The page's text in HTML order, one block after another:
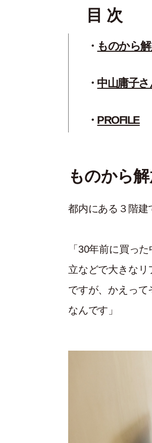
目 次
ものから
中山庸子さ
PROFILE
ものから
都内にある３階建
「30年前に買っ
立などで大きな
ですが、かえっ
なんです」